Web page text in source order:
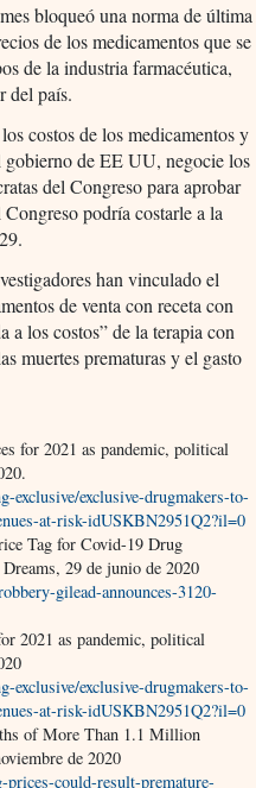
bloqueó una norma de última
de los medicamentos que se
de la industria farmacéutica,
del país.
costos de los medicamentos y
de EE UU, negocie los
del Congreso para aprobar
podría costarle a la
han vinculado el
de venta con receta con
a los costos” de la terapia con
muertes prematuras y el gasto
for 2021 as pandemic, political
exclusive/exclusive-drugmakers-to-
at-risk-idUSKBN2951Q2?il=0
Tag for Covid-19 Drug
29 de junio de 2020
gilead-announces-3120-
2021 as pandemic, political
exclusive/exclusive-drugmakers-to-
at-risk-idUSKBN2951Q2?il=0
of More Than 1.1 Million
de 2020
could-result-premature-